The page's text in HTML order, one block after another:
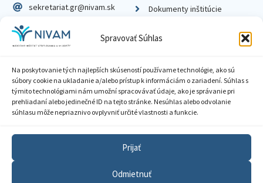
Spravovať Súhlas
Na poskytovanie tých najlepších skúseností používame technológie, ako sú
súbory cookie na ukladanie a/alebo prístup k informáciám o zariadení. Súhlas s
týmito technológiami nám umožní spracovávať údaje, ako je správanie pri
prehliadaní alebo jedinečné ID na tejto stránke. Nesúhlas alebo odvolanie
súhlasu môže nepriaznivo ovplyvniť určité vlastnosti a funkcie.
Prijať
Odmietnuť
sekretariat.gr@nivam.sk
IČO: 00164348
DIČ: 2020798714
Dokumenty inštitúcie
Zásady ochrany súkromia
Sprístupnenie informácií